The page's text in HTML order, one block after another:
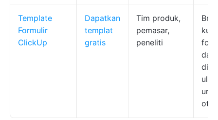
Template
Formulir
ClickUp
Dapatkan
templat
gratis
Tim produk,
pemasar,
peneliti